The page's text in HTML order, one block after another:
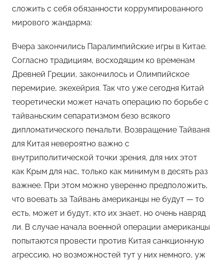
сложить с себя обязанности коррумпированного
мирового жандарма:
Вчера закончились Паралимпийские игры в Китае.
Согласно традициям, восходящим ко временам
Древней Греции, закончилось и Олимпийское
перемирие, экехейрия. Так что уже сегодня Китай
теоретически может начать операцию по борьбе с
тайваньским сепаратизмом безо всякого
дипломатического пенальти. Возвращение Тайваня
для Китая невероятно важно с
внутриполитической точки зрения, для них этот
как Крым для нас, только как минимум в десять раз
важнее. При этом можно уверенно предположить,
что воевать за Тайвань американцы не будут — то
есть, может и будут, кто их знает, но очень навряд
ли. В случае начала военной операции американцы
попытаются провести против Китая санкционную
агрессию, но возможностей тут у них немного, уж